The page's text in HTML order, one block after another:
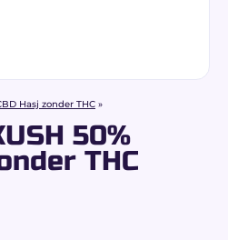
Hasj zonder THC »
50%
THC